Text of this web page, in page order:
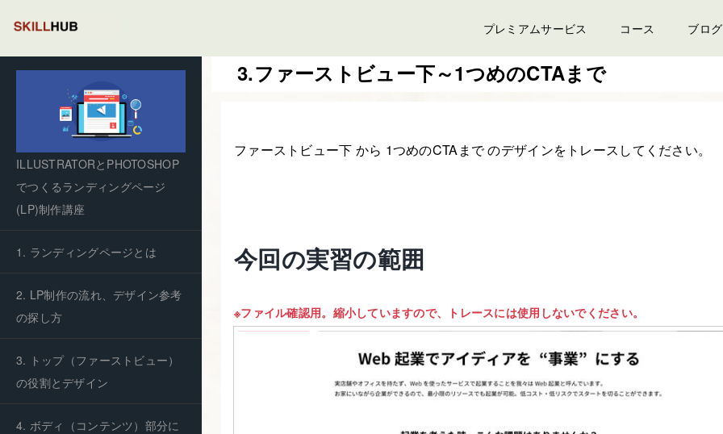
プレミアムサービス コース ブログ
ILLUSTRATORとPHOTOSHOP
でつくるランディングページ
(LP)制作講座
1. ランディングページとは
2. LP制作の流れ、デザイン参考
の探し方
3. トップ（ファーストビュー）
の役割とデザイン
4. ボディ（コンテンツ）部分に
3.ファーストビュー下～1つめのCTAまで
ファーストビュー下 から 1つめのCTAまで のデザインをトレースしてください。
今回の実習の範囲
※ファイル確認用。縮小していますので、トレースには使用しないでください。